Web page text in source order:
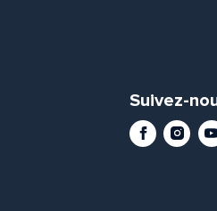
Suivez-
Facebook